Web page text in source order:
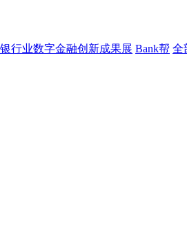
银行业数字金融创新成果展 Bank帮 全